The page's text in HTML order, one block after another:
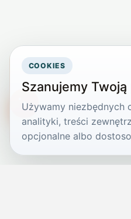
COOKIES
Szanujemy
Używamy niezbędnych
analityki, treści
opcjonalne albo
TikTokowa Jelonka